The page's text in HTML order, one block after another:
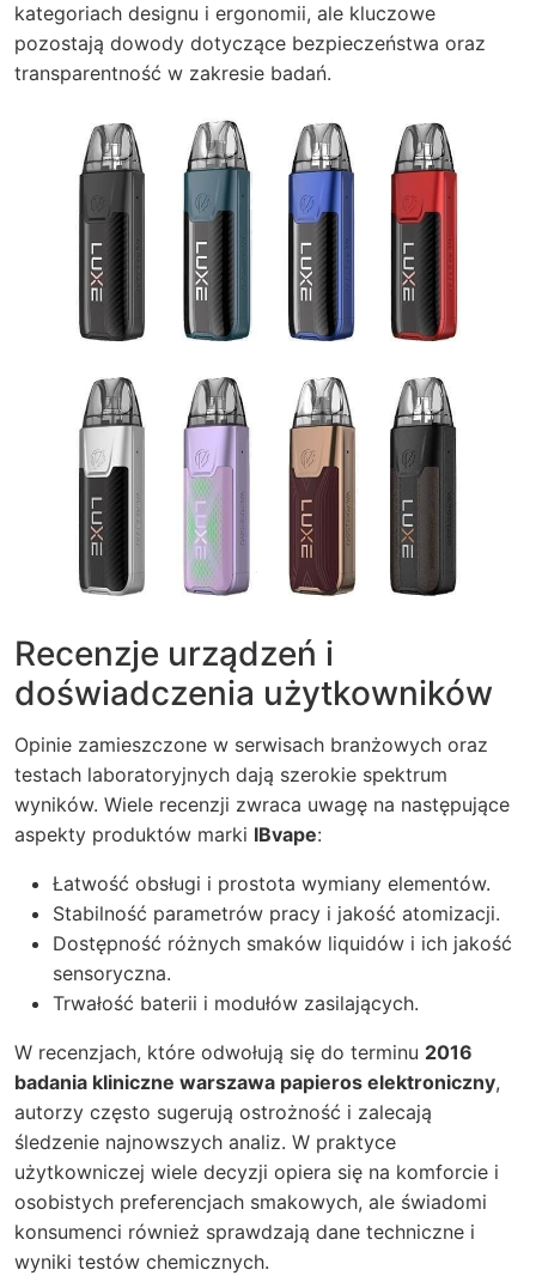
kategoriach designu i ergonomii, ale kluczowe
pozostają dowody dotyczące bezpieczeństwa oraz
transparentność w zakresie badań.
Recenzje urządzeń i
doświadczenia użytkowników
Opinie zamieszczone w serwisach branżowych oraz
testach laboratoryjnych dają szerokie spektrum
wyników. Wiele recenzji zwraca uwagę na następujące
aspekty produktów marki IBvape:
Łatwość obsługi i prostota wymiany elementów.
Stabilność parametrów pracy i jakość atomizacji.
Dostępność różnych smaków liquidów i ich jakość
sensoryczna.
Trwałość baterii i modułów zasilających.
W recenzjach, które odwołują się do terminu 2016
badania kliniczne warszawa papieros elektroniczny,
autorzy często sugerują ostrożność i zalecają
śledzenie najnowszych analiz. W praktyce
użytkowniczej wiele decyzji opiera się na komforcie i
osobistych preferencjach smakowych, ale świadomi
konsumenci również sprawdzają dane techniczne i
wyniki testów chemicznych.